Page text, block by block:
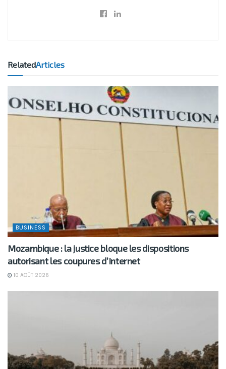
RelatedArticles
BUSINESS
Mozambique : la justice bloque les dispositions
autorisant les coupures d’Internet
10 AOÛT 2026